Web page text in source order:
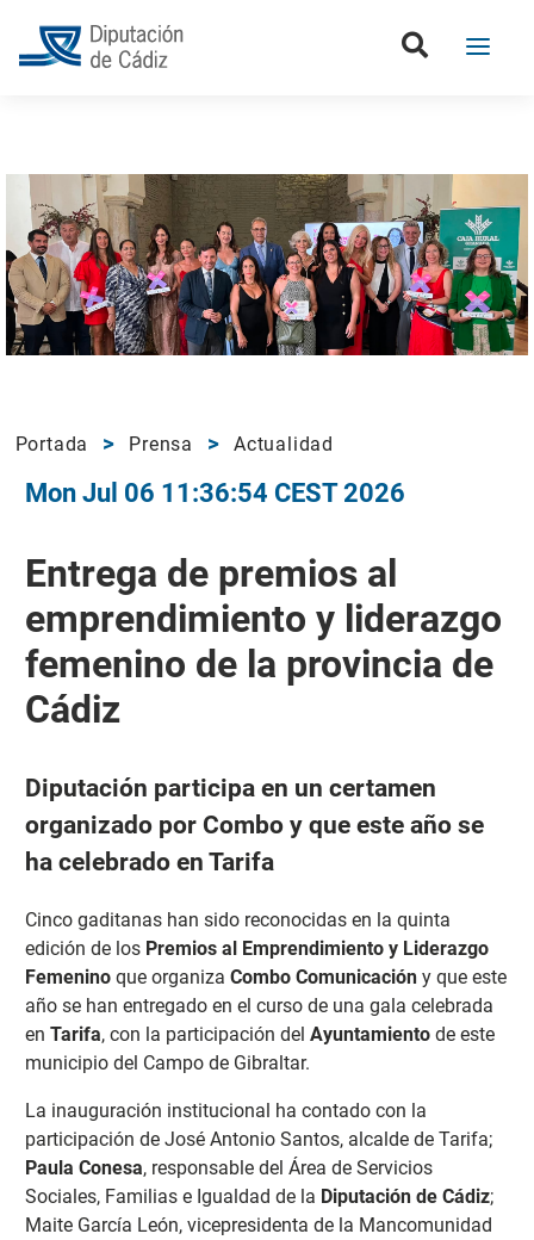
Portada Prensa Actualidad
Mon Jul 06 11:36:54 CEST 2026
Entrega de premios al
emprendimiento y liderazgo
femenino de la provincia de
Cádiz
Diputación participa en un certamen
organizado por Combo y que este año se
ha celebrado en Tarifa
Cinco gaditanas han sido reconocidas en la quinta
edición de losPremios al Emprendimiento y Liderazgo
Femeninoque organiza Combo Comunicacióny que este
año se han entregado en el curso de una gala celebrada
en Tarifa, con la participación del Ayuntamientode este
municipio del Campo de Gibraltar.
La inauguración institucional ha contado con la
participación de José Antonio Santos, alcalde de Tarifa;
Paula Conesa, responsable del Área de Servicios
Sociales, Familias e Igualdad de la Diputación de Cádiz;
Maite García León, vicepresidenta de la Mancomunidad